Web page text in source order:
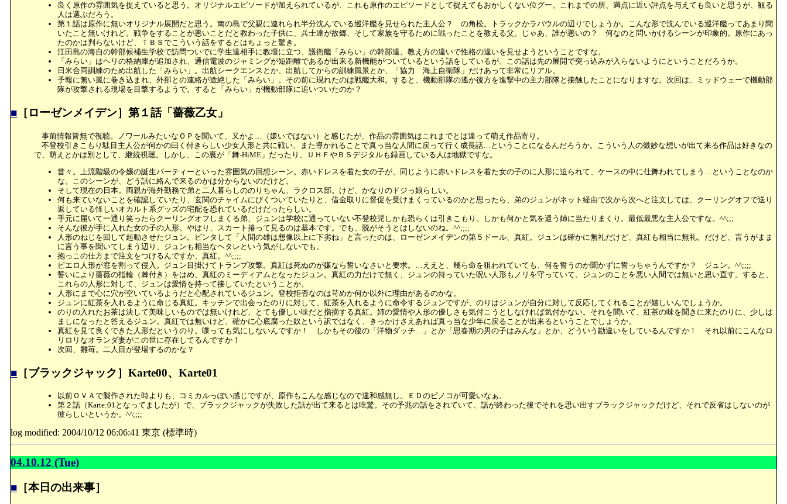
良く原作の雰囲気を捉えていると思う。オリジナルエピソードが加えられているが、これも原作のエピソードとして捉えてもおかしくない位グー。これまでの所、満点に近い評点を与えても良いと思うが、観る
人は選ぶだろう。
第１話は原作に無いオリジナル展開だと思う。南の島で父親に連れられ半分沈んでいる巡洋艦を見せられた主人公？ の角松。トラックかラバウルの辺りでしょうか。こんな形で沈んでいる巡洋艦ってあまり聞
いたこと無いけれど。戦争をすることが悪いことだと教わった子供に、兵士達が故郷、そして家族を守るために戦ったことを教える父。じゃあ、誰が悪いの？ 何なのと問いかけるシーンが印象的。原作にあっ
たのかは判らないけど、ＴＢＳでこういう話をするとはちょっと驚き。
江田島の海自の幹部候補生学校で訪問ついでに学生達相手に教壇に立つ、護衛艦「みらい」の幹部達。教え方の違いで性格の違いを見せようということですな。
「みらい」はヘリの格納庫が追加され、通信電波のジャミングが短距離であるが出来る新機能がついているという話をしているが、この話は先の展開で突っ込みが入らないようにということだろうか。
日米合同訓練のため出航した「みらい」。出航シークエンスとか、出航してからの訓練風景とか、「協力 海上自衛隊」だけあって非常にリアル。
予報に無い嵐に巻き込まれ、外部との連絡が途絶した「みらい」。その前に現れたのは戦艦大和。すると、機動部隊の遙か後方を進撃中の主力部隊と接触したことになりますな。次回は、ミッドウェーで機動部
隊が攻撃される現場を目撃するようで。すると「みらい」が機動部隊に追いついたのか？
■ ［ローゼンメイデン］第１話「薔薇乙女」
事前情報皆無で視聴。ノワールみたいなＯＰを聞いて、又かよ…（嫌いではない）と感じたが、作品の雰囲気はこれまでとは違って萌え作品寄り。
不登校引きこもり駄目主人公が何かの曰く付きらしい少女人形と共に戦い、また導かれることで真っ当な人間に戻って行く成長話…ということになるんだろうか。こういう人の微妙な想いが出て来る作品は好きなの
で、萌えとかは別として、継続視聴。しかし、この裏が「舞-HiME」だったり、ＵＨＦやＢＳデジタルも録画している人は地獄ですな。
昔々。上流階級の令嬢の誕生パーティーといった雰囲気の回想シーン。赤いドレスを着た女の子が、同じように赤いドレスを着た女の子のに人形に迫られて、ケースの中に仕舞われてしまう…ということなのか
な。このシーンが、どう話に絡んで来るのかは分からないのだけど。
そして現在の日本。両親が海外勤務で弟と二人暮らしののりちゃん、ラクロス部。けど、かなりのドジっ娘らしい。
何も来ていないことを確認していたり、玄関のチャイムにびくついていたりと、借金取りに督促を受けまくっているのかと思ったら、弟のジュンがネット経由で次から次へと注文しては、クーリングオフで送り
返している怪しいオカルト系グッズの宅配を恐れているだけだったらしい。
手元に届いて一通り笑ったらクーリングオフしまくる弟、ジュンは学校に通っていない不登校児しかも恐らくは引きこもり。しかも何かと気を遣う姉に当たりまくり。最低最悪な主人公ですな。^^;;;
そんな彼が手に入れた女の子の人形。やはり、スカート捲って見るのは基本です。でも、脱がそうとはしないのね。^^;;;;
人形のねじを回して起動させたジュン。ビンタして「人間の雄は想像以上に下劣ね」と言ったのは、ローゼンメイデンの第５ドール、真紅。ジュンは確かに無礼だけど、真紅も相当に無礼。だけど、言うがまま
に言う事を聞いてしまう辺り、ジュンも相当なヘタレという気がしないでも。
抱っこの仕方まで注文をつけるんですか、真紅。^^;;;;
ピエロ人形が窓を割って侵入。ジュン目掛けてトランプ攻撃。真紅は死ぬのが嫌なら誓いなさいと要求。…ええと、幾ら命を狙われていても、何を誓うのか聞かずに誓っちゃうんですか？ ジュン。^^;;;;
誓いにより薔薇の指輪（棘付き）をはめ、真紅のミーディアムとなったジュン。真紅の力だけで無く、ジュンの持っていた呪い人形もノリを守っていて、ジュンのことを悪い人間では無いと思い直す。すると、
これらの人形に対して、ジュンは愛情を持って接していたということか。
人形にまで心に穴が空いているようだと心配されているジュン。登校拒否なのは苛めか何か以外に理由があるのかな。
ジュンに紅茶を入れるように命じる真紅。キッチンで出会ったのりに対して、紅茶を入れるように命令するジュンですが、のりはジュンが自分に対して反応してくれることが嬉しいんでしょうか。
のりの入れたお茶は決して美味しいものでは無いけれど、とても優しい味だと指摘する真紅。姉の愛情や人形の優しさも気付こうとしなければ気付かない。それを聞いて、紅茶の味を聞きに来たのりに、少しは
ましになったと答えるジュン。真紅では無いけど、確かに心底腐った奴という訳ではなく、きっかけさえあれば真っ当な少年に戻ることが出来るということでしょうか。
真紅を見て良くできた人形だというのり。喋っても気にしないんですか！ しかもその後の「洋物ダッチ…」とか「思春期の男の子はみんな」とか、どういう勘違いをしているんですか！ それ以前にこんなロ
リロリなオランダ妻がこの世に存在してるんですか！
次回、雛苺。二人目が登場するのかな？
■ ［ブラックジャック］Karte00、Karte01
以前ＯＶＡで製作された時よりも、コミカルっぽい感じですが、原作もこんな感じなので違和感無し。ＥＤのピノコが可愛いなぁ。
第２話（Karte:01となってましたが）で、ブラックジャックが失敗した話が出て来るとは吃驚。その予兆の話をされていて、話が終わった後でそれを思い出すブラックジャックだけど、それで反省はしないのが
彼らしいというか。^^;;;;
log modified: 2004/10/12 06:06:41 東京 (標準時)
04.10.12 (Tue)
■ ［本日の出来事］